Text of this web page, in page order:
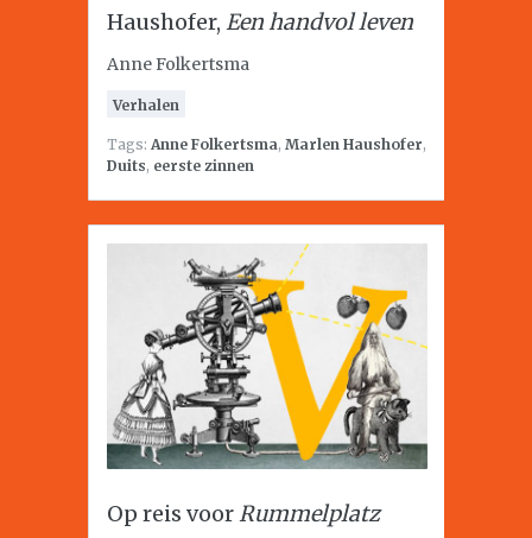
Haushofer, Een handvol leven
Anne Folkertsma
Verhalen
Tags: Anne Folkertsma, Marlen Haushofer,
Duits, eerste zinnen
Op reis voorRummelplatz